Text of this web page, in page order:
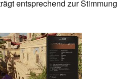
entsprechend zur Stimmung